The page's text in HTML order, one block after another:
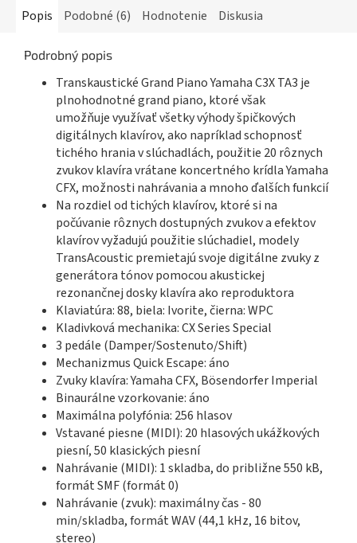
Popis Podobné (6) Hodnotenie Diskusia
Podrobný popis
Transkaustické Grand Piano Yamaha C3X TA3 je
plnohodnotné grand piano, ktoré však
umožňujevyužívať všetky výhody špičkových
digitálnych klavírov, ako napríklad schopnosť
tichého hrania v slúchadlách, použitie 20 rôznych
zvukov klavíra vrátane koncertného krídla Yamaha
CFX, možnosti nahrávania a mnoho ďalších funkcií
Na rozdiel od tichých klavírov, ktoré si na
počúvanie rôznych dostupných zvukov a efektov
klavírov vyžadujú použitie slúchadiel, modely
TransAcoustic premietajú svoje digitálne zvuky z
generátora tónov pomocou akustickej
rezonančnej dosky klavíra ako reproduktora
Klaviatúra: 88, biela: Ivorite, čierna: WPC
Kladivková mechanika:CXSeries Special
3 pedále (Damper/Sostenuto/Shift)
Mechanizmus Quick Escape: áno
Zvuky klavíra: Yamaha CFX, Bösendorfer Imperial
Binaurálne vzorkovanie: áno
Maximálna polyfónia: 256 hlasov
Vstavané piesne (MIDI): 20 hlasových ukážkových
piesní, 50 klasických piesní
Nahrávanie (MIDI): 1 skladba, do približne 550 kB,
formát SMF (formát 0)
Nahrávanie (zvuk): maximálny čas - 80
min/skladba, formát WAV (44,1 kHz, 16 bitov,
stereo)